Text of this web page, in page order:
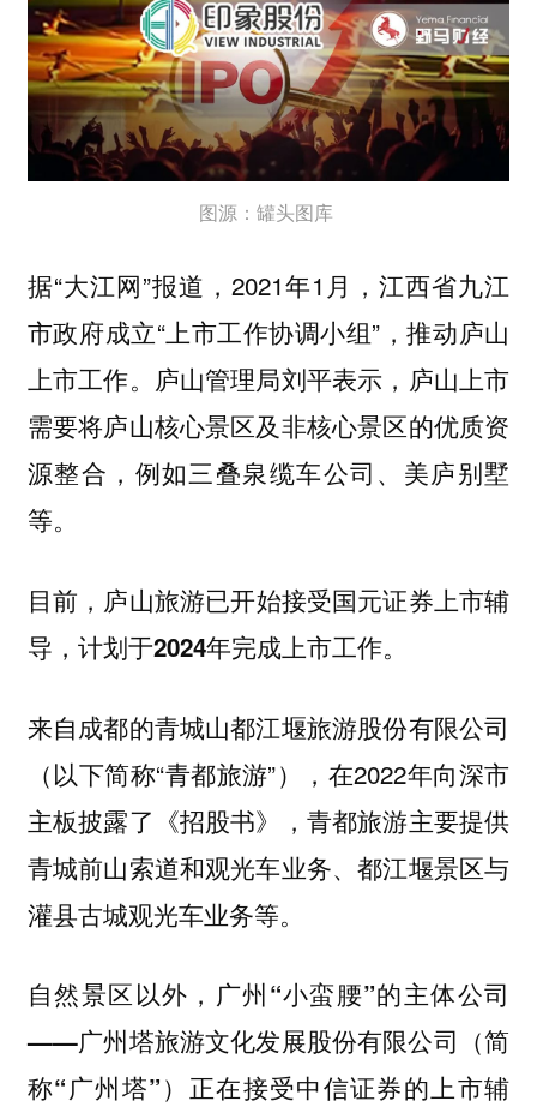
图源：罐头图库
据“大江网”报道，2021年1月，江西省九江
市政府成立“上市工作协调小组”，推动庐山
上市工作。庐山管理局刘平表示，庐山上市
需要将庐山核心景区及非核心景区的优质资
源整合，例如三叠泉缆车公司、美庐别墅
等。
目前， 庐山旅游已开始接受国元证券上市辅
导，计划于2024年完成上市工作。
来自成都的青城山都江堰旅游股份有限公司
（以下简称“青都旅游”），在2022年向深市
主板披露了《招股书》，青都旅游主要提供
青城前山索道和观光车业务、都江堰景区与
灌县古城观光车业务等。
自然景区以外， 广州“小蛮腰”的主体公司
——广州塔旅游文化发展股份有限公司（简
称“广州塔”）正在接受中信证券的上市辅